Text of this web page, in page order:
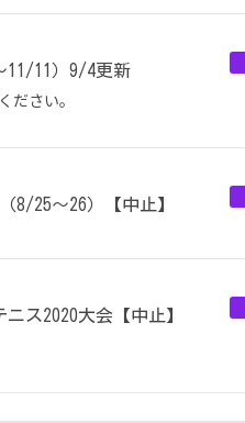
11/11）9/4更新
ださい。
8/25～26）【中止】
ス2020大会【中止】